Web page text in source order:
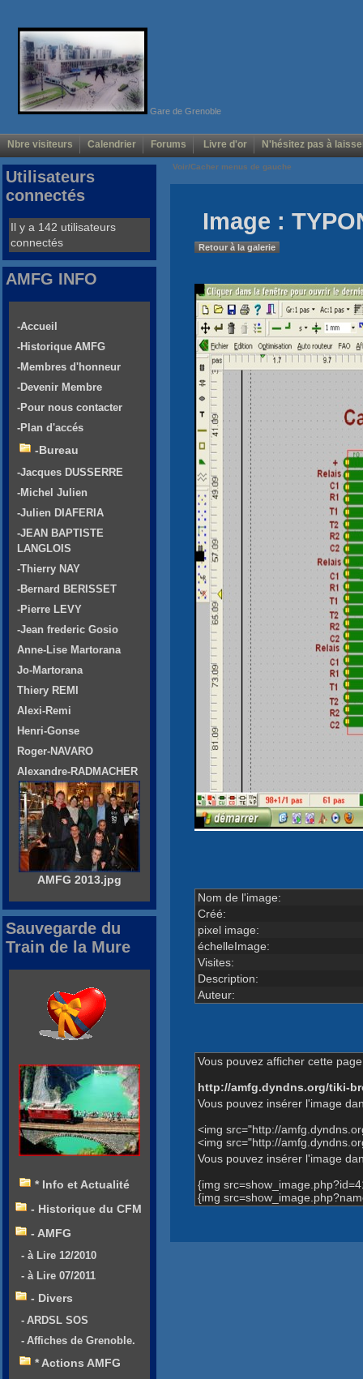
Gare de Grenoble
Nbre visiteurs Calendrier Forums Livre d'or N'hésitez pas à
Voir/Cacher menus de gauche
Image :
Retour à la galerie
Nom de l'image:
Créé:
pixel image:
échelleImage:
Visites:
Description:
Auteur:
Vous pouvez afficher cette
http://amfg.dyndns.org/tiki-
Vous pouvez insérer l'image
<img src="http://
<img src="http://
Vous pouvez insérer l'image
{img
{img
Utilisateurs
connectés
Il y a 142 utilisateurs
connectés
AMFG INFO
-Accueil
-Historique AMFG
-Membres d'honneur
-Devenir Membre
-Pour nous contacter
-Plan d'accés
-Bureau
-Jacques DUSSERRE
-Michel Julien
-Julien DIAFERIA
-JEAN BAPTISTE
LANGLOIS
-Thierry NAY
-Bernard BERISSET
-Pierre LEVY
-Jean frederic Gosio
Anne-Lise Martorana
Jo-Martorana
Thiery REMI
Alexi-Remi
Henri-Gonse
Roger-NAVARO
Alexandre-RADMACHER
AMFG 2013.jpg
Sauvegarde du
Train de la Mure
* Info et Actualité
- Historique du CFM
- AMFG
- à Lire 12/2010
- à Lire 07/2011
- Divers
- ARDSL SOS
- Affiches de Grenoble.
* Actions AMFG